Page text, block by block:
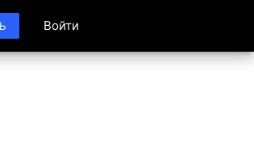
Войти